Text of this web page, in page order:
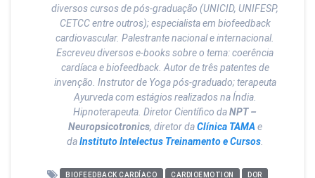
diversos cursos de pós-graduação (UNICID, UNIFESP,
CETCC entre outros); especialista em biofeedback
cardiovascular. Palestrante nacional e internacional.
Escreveu diversos e-books sobre o tema: coerência
cardíaca e biofeedback. Autor de três patentes de
invenção. Instrutor de Yoga pós-graduado; terapeuta
Ayurveda com estágios realizados na Índia.
Hipnoterapeuta. Diretor Científico daNPT –
Neuropsicotronics, diretor daClínica TAMA e
daInstituto Intelectus Treinamento e Cursos.
BIOFEEDBACK CARDÍACO CARDIOEMOTION
DOR